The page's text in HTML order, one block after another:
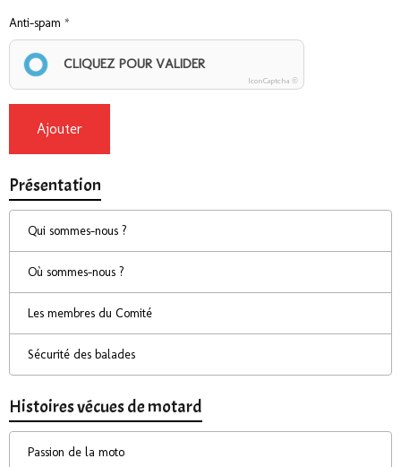
Anti-spam
CLIQUEZ POUR VALIDER
IconCaptcha ©
Ajouter
Présentation
Qui sommes-nous ?
Où sommes-nous ?
Les membres du Comité
Sécurité des balades
Histoires vécues de motard
Passion de la moto